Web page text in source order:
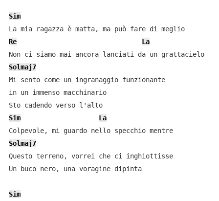
Sim
La mia ragazza è matta, ma può fare di mеglio
Re
La
Non ci siamo mai ancora lanciati da un grattacielo
Solmaj7
Mi sento come un ingranaggio funzionante
in un immenso macchinario
Sto cadendo verso l'alto
Sim
La
Colpevole, mi guardo nello specchio mentre
Solmaj7
Questo terreno, vorrei che ci inghiottisse
Un buco nero, una voragine dipinta
Sim